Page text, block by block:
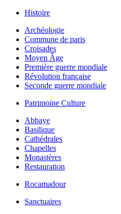
Histoire
Archéologie
Commune de paris
Croisades
Moyen Âge
Première guerre mondiale
Révolution française
Seconde guerre mondiale
Patrimoine Culture
Abbaye
Basilique
Cathédrales
Chapelles
Monastères
Restauration
Rocamadour
Sanctuaires